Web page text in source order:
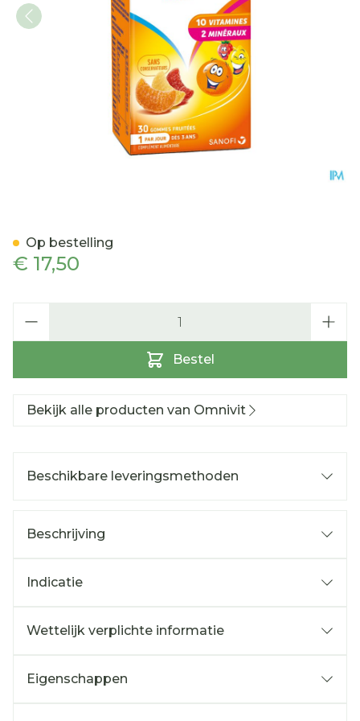
€ 17,50
Bestel
Op bestelling
Bekijk alle producten van Omnivit
Beschikbare leveringsmethoden
Beschrijving
Indicatie
Wettelijk verplichte informatie
Eigenschappen